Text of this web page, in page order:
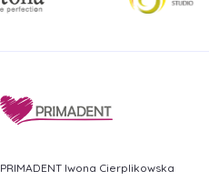
PRIMADENT Iwona Cierplikowska